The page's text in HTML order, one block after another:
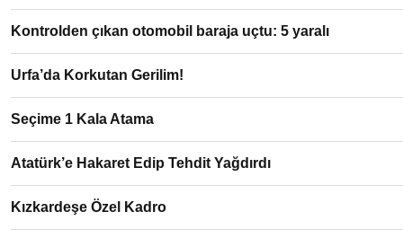
Kontrolden çıkan otomobil baraja uçtu: 5 yaralı
Urfa’da Korkutan Gerilim!
Seçime 1 Kala Atama
Atatürk’e Hakaret Edip Tehdit Yağdırdı
Kızkardeşe Özel Kadro